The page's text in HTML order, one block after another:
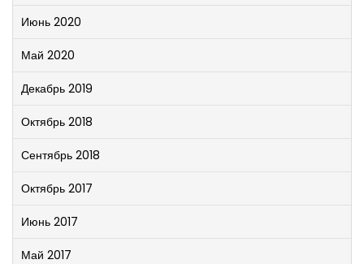
Июнь 2020
Май 2020
Декабрь 2019
Октябрь 2018
Сентябрь 2018
Октябрь 2017
Июнь 2017
Май 2017